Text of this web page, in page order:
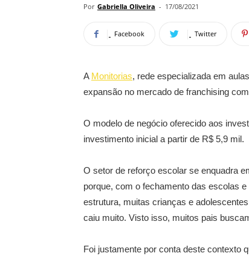
Por Gabriella Oliveira - 17/08/2021
Facebook Twitter
A Monitorias, rede especializada em
expansão no mercado de franchising
O modelo de negócio oferecido aos
investimento inicial a partir de R$ 5,9 mil.
O setor de reforço escolar se enquadra
porque, com o fechamento das escolas
estrutura, muitas crianças e
caiu muito. Visto isso, muitos pais
Foi justamente por conta deste contexto